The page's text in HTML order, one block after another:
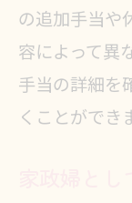
の追加手当や
容によって異
手当の詳細を
くことができ